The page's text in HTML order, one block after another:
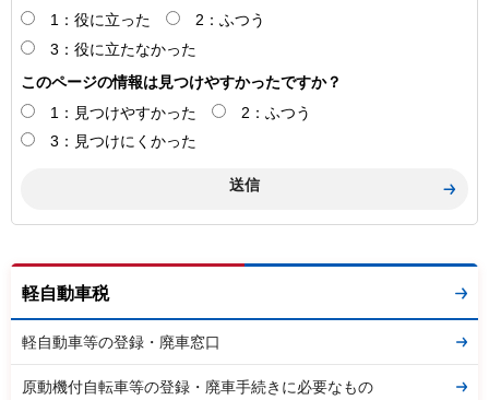
1：役に立った
2：ふつう
3：役に立たなかった
このページの情報は見つけやすかったですか？
1：見つけやすかった
2：ふつう
3：見つけにくかった
軽自動車税
軽自動車等の登録・廃車窓口
原動機付自転車等の登録・廃車手続きに必要なもの